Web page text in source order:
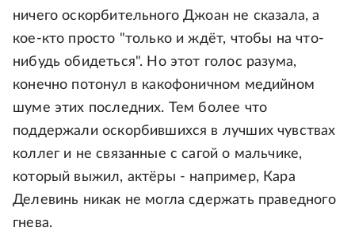
ничего оскорбительного Джоан не сказала, а
кое-кто просто "только и ждёт, чтобы на что-
нибудь обидеться". Но этот голос разума,
конечно потонул в какофоничном медийном
шуме этих последних. Тем более что
поддержали оскорбившихся в лучших чувствах
коллег и не связанные с сагой о мальчике,
который выжил, актёры - например, Кара
Делевинь никак не могла сдержать праведного
гнева.